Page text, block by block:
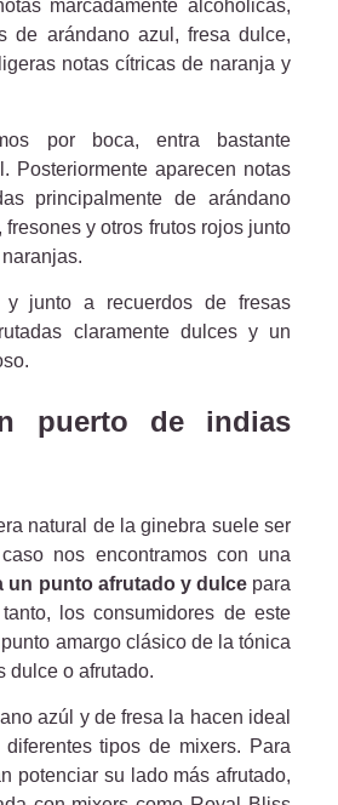
marcadamente alcohólicas,
de arándano azul, fresa dulce,
notas cítricas de naranja y
por boca, entra bastante
Posteriormente aparecen notas
principalmente de arándano
y otros frutos rojos junto
junto a recuerdos de fresas
claramente dulces y un
puerto de indias
natural de la ginebra suele ser
nos encontramos con una
un punto afrutado y dulcepara
los consumidores de este
amargo clásico de la tónica
dulce o afrutado.
azúl y de fresa la hacen ideal
tipos de mixers. Para
potenciar su lado más afrutado,